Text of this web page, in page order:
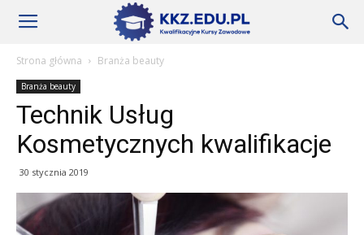
Szkoły
KKZ
Aktualności
Strona główna Branża beauty
Branża beauty
Technik Usług
Kosmetycznych kwalifikacje
30 stycznia 2019